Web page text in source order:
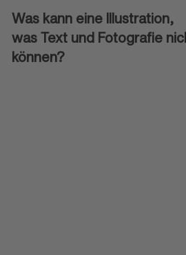
Was kann eine Illustration,
was Text und Fotografie
können?